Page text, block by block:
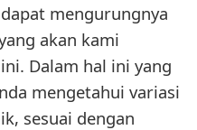
mengurungnya
akan kami
Dalam hal ini yang
mengetahui variasi
sesuai dengan